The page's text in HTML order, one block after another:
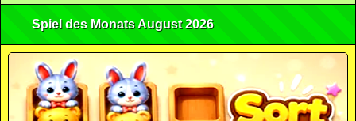
Spiel des Monats August 2026